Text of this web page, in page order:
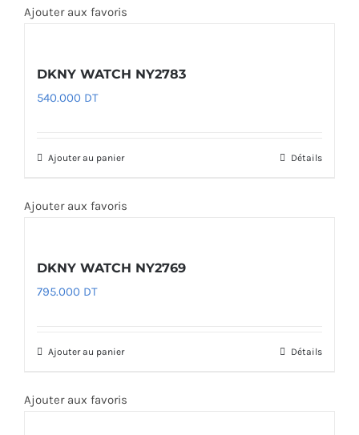
Ajouter aux favoris
DKNY WATCH NY2783
540.000 DT
Ajouter au panier Détails
Ajouter aux favoris
DKNY WATCH NY2769
795.000 DT
Ajouter au panier Détails
Ajouter aux favoris